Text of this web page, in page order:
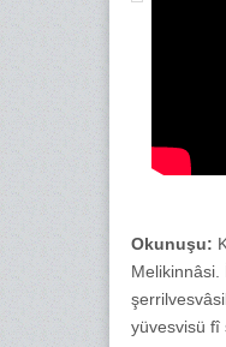
Okunuşu:
Melikinnâsi.
yüvesvisü fî